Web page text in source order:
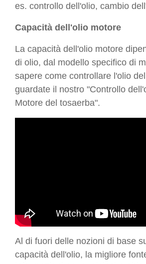
es. controllo dell'olio, cambio
Capacità dell'olio motore
La capacità dell'olio motore
di olio, dal modello specifico di
sapere come controllare l'olio
guardate il nostro "Controllo
Motore del tosaerba".
Al di fuori delle nozioni di base
capacità dell'olio, la migliore